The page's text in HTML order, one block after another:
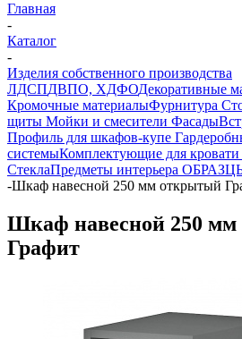
Главная
-
Каталог
-
Изделия собственного производства
ЛДСПДВПО, ХДФОДекоративные
Кромочные материалыФурнитура
щиты Мойки и смесители Фасады
Профиль для шкафов-купе
системыКомплектующие для кровати
СтеклаПредметы интерьера
-Шкаф навесной 250 мм открытый
Шкаф навесной 250
Графит